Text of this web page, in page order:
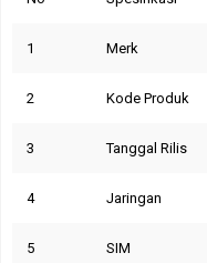
1 Merk
2 Kode Produk
3 Tanggal Rilis
4 Jaringan
5 SIM